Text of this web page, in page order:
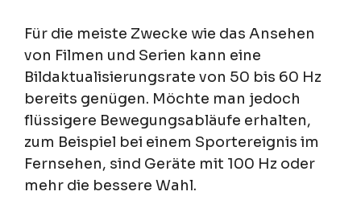
Für die meiste Zwecke wie das Ansehen
von Filmen und Serien kann eine
Bildaktualisierungsrate von 50 bis 60 Hz
bereits genügen. Möchte man jedoch
flüssigere Bewegungsabläufe erhalten,
zum Beispiel bei einem Sportereignis im
Fernsehen, sind Geräte mit 100 Hz oder
mehr die bessere Wahl.